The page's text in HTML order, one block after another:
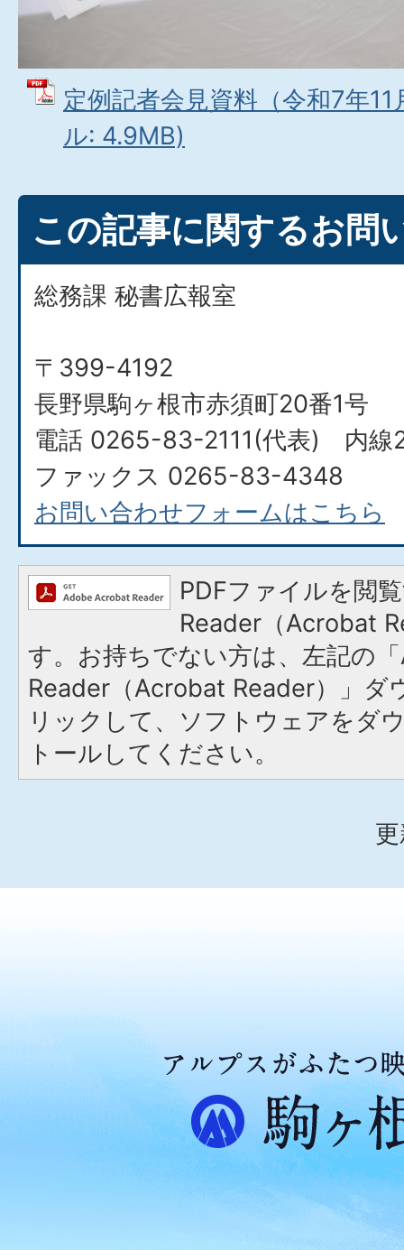
定例記者会見資料（令和7年
ル: 4.9MB)
この記事に関するお問
総務課 秘書広報室
〒399-4192
長野県駒ヶ根市赤須町20番1号
電話 0265-83-2111(代表) 内線
ファックス 0265-83-4348
お問い合わせフォームはこちら
PDFファイルを閲
Reader（Acrobat
す。お持ちでない方は、左記の
Reader（Acrobat Reader）」ダ
リックして、ソフトウェアをダ
トールしてください。
ア
ル
プ
ス
が